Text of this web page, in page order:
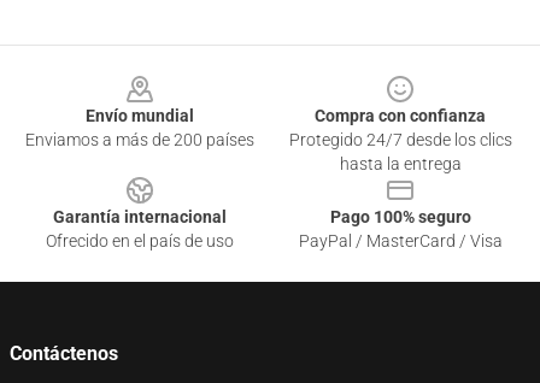
Envío mundial
Enviamos a más de 200 países
Compra con confianza
Protegido 24/7 desde los clics
hasta la entrega
Garantía internacional
Ofrecido en el país de uso
Pago 100% seguro
PayPal / MasterCard / Visa
Contáctenos